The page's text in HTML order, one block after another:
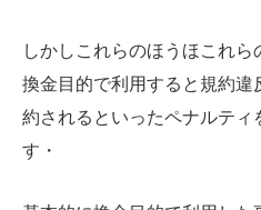
しかしこれらのほうほ これら
換金目的で利用すると規約
約されるといったペナルティ
す・